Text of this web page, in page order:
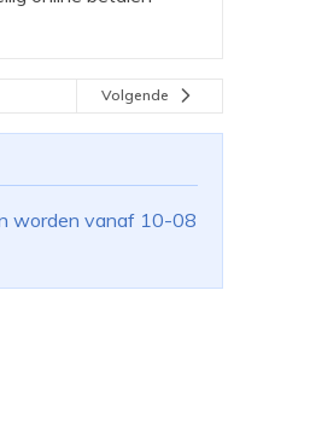
Volgende
worden vanaf 10-08